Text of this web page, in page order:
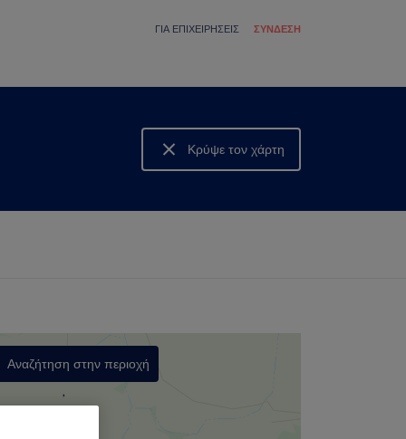
ΓΙΑ ΕΠΙΧΕΙΡΉΣΕΙΣ ΣΎΝΔΕΣΗ
Κρύψε τον χάρτη
Δες τον χάρτη
Αναζήτηση στην περιοχή
,